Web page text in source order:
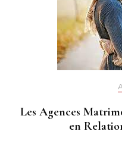
Les Agences
en